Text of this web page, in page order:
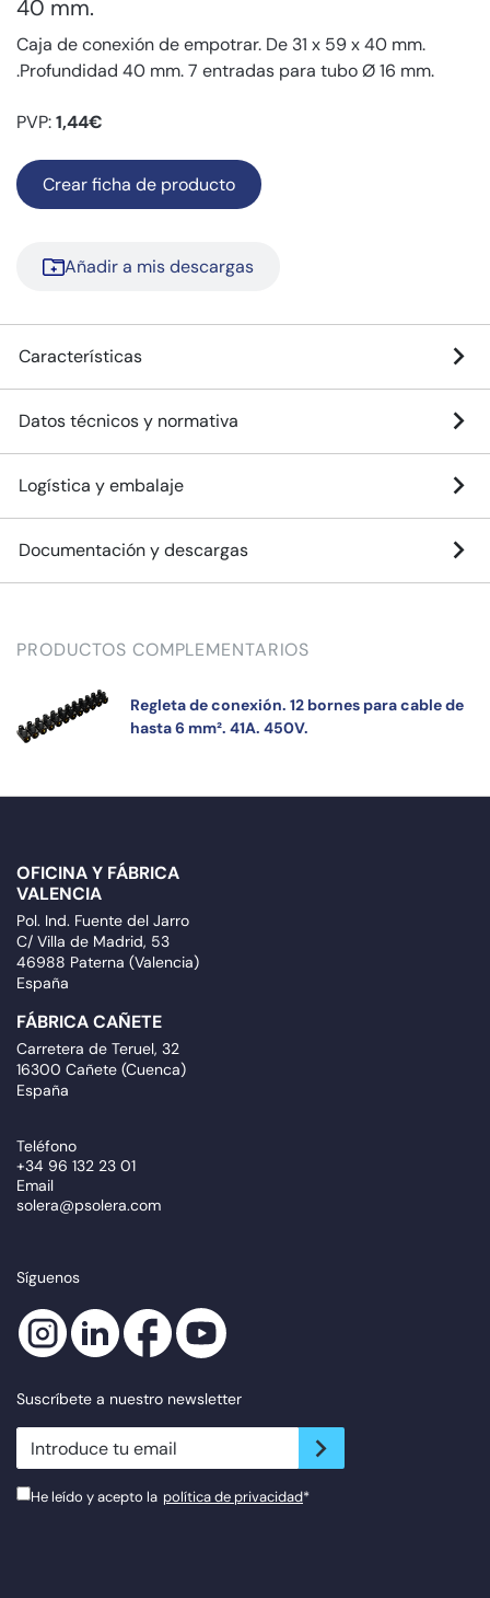
40 mm.
Caja de conexión de empotrar. De 31 x 59 x 40 mm.
.Profundidad 40 mm. 7 entradas para tubo Ø 16 mm.
PVP:1,44€
Crear ficha de producto
Añadir a mis descargas
Características
Datos técnicos y normativa
Logística y embalaje
Documentación y descargas
PRODUCTOS COMPLEMENTARIOS
Regleta de conexión. 12 bornes para cable de
hasta 6 mm². 41A. 450V.
OFICINA Y FÁBRICA
VALENCIA
Pol. Ind. Fuente del Jarro
C/ Villa de Madrid, 53
46988 Paterna (Valencia)
España
FÁBRICA CAÑETE
Carretera de Teruel, 32
16300 Cañete (Cuenca)
España
Teléfono
+34 96 132 23 01
Email
solera@psolera.com
Síguenos
Suscríbete a nuestro newsletter
newsletter.suscribe
He leído y acepto la política de privacidad*